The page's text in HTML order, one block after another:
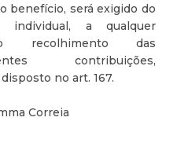
benefício, será exigido do
individual, a qualquer
recolhimento das
contribuições,
no art. 167.
Correia